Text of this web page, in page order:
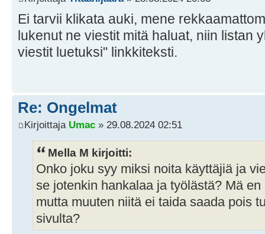
Ei tarvii klikata auki, mene
lukenut ne viestit mitä haluat, niin listan
viestit luetuksi" linkkiteksti.
Re: Ongelmat
Kirjoittaja Umac » 29.08.2024 02:51
Mella M kirjoitti:
Onko joku syy miksi noita käyttäjiä ja
se jotenkin hankalaa ja työlästä? Mä
mutta muuten niitä ei taida saada pois
sivulta?